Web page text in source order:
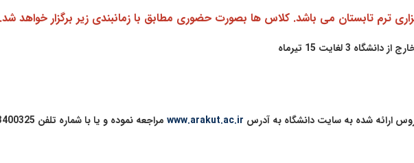
لغایت 15 تیرماه
ارائه شده به سایت دانشگاه به آدرس www.arakut.ac.ir مراجعه نموده و یا با شماره تلفن 08633400325 تماس بگیرید.